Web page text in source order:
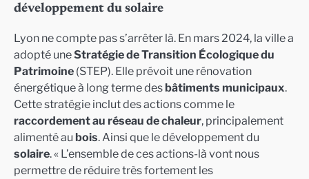
développement du solaire
Lyon ne compte pas s’arrêter là. En mars 2024, la ville a
adopté uneStratégie de Transition Écologique du
Patrimoine (STEP). Elle prévoit une rénovation
énergétique à long terme des bâtiments municipaux.
Cette stratégie inclut des actions comme le
raccordement au réseau de chaleur, principalement
alimenté au bois. Ainsi que le développement du
solaire. « L’ensemble de ces actions-là vont nous
permettre de réduire très fortement les